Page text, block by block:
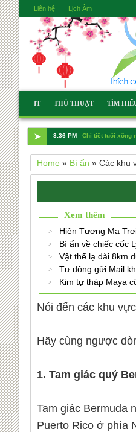
Liên hệ Lịch Âm
IT THỦ THUẬT TÌM
➤ 3:36 PM Chi tiết tuổi xông
Home» Bí ẩn » Các khu
Xem thêm
Hiện Tượng Ma
Bí ẩn về chiếc cốc
Vật thể lạ dài 8km
Tự động gửi Mail
Kim tự tháp Maya
Nói đến các khu
Hãy cùng ngược
1. Tam giác quỷ
Tam giác Bermuda
Puerto Rico ở phía